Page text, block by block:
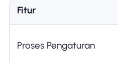
Fitur
Proses Pengaturan